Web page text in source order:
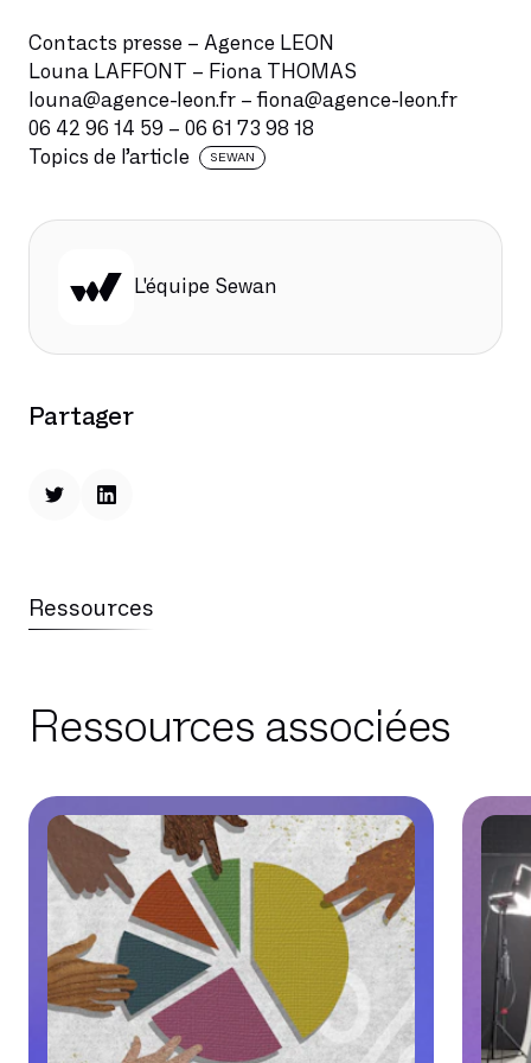
Contacts presse – Agence LEON
Louna LAFFONT – Fiona THOMAS
louna@agence-leon.fr – fiona@agence-leon.fr
06 42 96 14 59 – 06 61 73 98 18
Topics de l’article
SEWAN
L'équipe Sewan
Partager
Ressources
Ressources associées